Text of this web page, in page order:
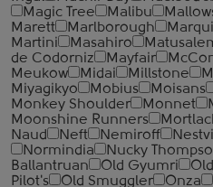
Magic Tree
Malibu
Marett
Marlborough
Martini
Masahiro
de Codorniz
Mayfair
Meukow
Midai Millstone
Miyagikyo
Mobius Moisans
Monkey Shoulder
Monnet
Moonshine Runners
Naud
Neft Nemiroff
Normindia
Nucky
Ballantruan
Old Gyumri
Pilot's
Old Smuggler Onza